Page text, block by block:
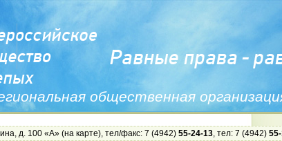
общественная
д. 100 «А» (на карте), тел/факс: 7 (4942) 55-24-13, тел: 7 (4942)